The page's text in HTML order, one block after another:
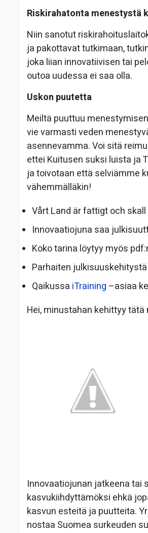
Riskirahatonta menestystä
Niin sanotut
ja pakottavat tutkimaan,
joka liian innovatiivisen tai
outoa uudessa ei saa olla.
Uskon puutetta
Meiltä puuttuu
vie varmasti veden
asennevamma. Voi sitä
ettei Kuitusen suksi luista ja
ja toivotaan että selviämme
vähemmälläkin!
Vårt Land är fattigt och
Innovaatiojuna saa
Koko tarina löytyy myös
Parhaiten
Qaikussa iTraining –asiaa
Hei, minustahan kehittyy
Innovaatiojunan jatkeena tai
kasvukiihdyttämöksi ehkä
kasvun esteitä ja puutteita.
nostaa Suomea surkeuden